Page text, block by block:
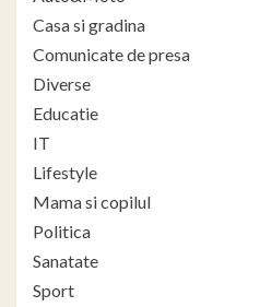
Casa si gradina
Comunicate de presa
Diverse
Educatie
IT
Lifestyle
Mama si copilul
Politica
Sanatate
Sport